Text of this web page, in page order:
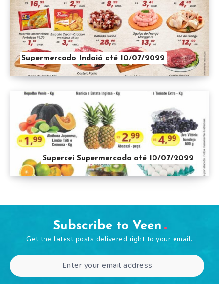
Supermercado Indaiá até 10/07/2022
Supercei Supermercado até 10/07/2022
Subscribe to Veen
Get the latest posts delivered right to your email.